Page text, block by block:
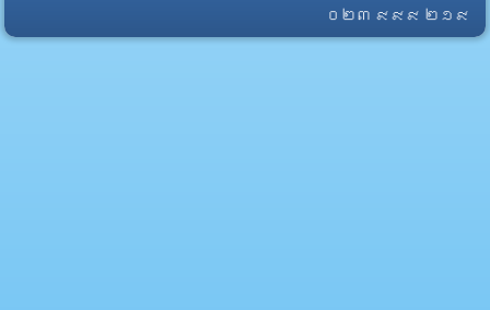
០២៣ ៩៩៩ ២១៩